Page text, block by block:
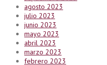
agosto 2023
julio 2023
junio 2023
mayo 2023
abril 2023
marzo 2023
febrero 2023